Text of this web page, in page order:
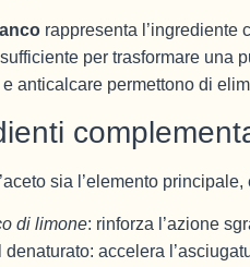
rappresenta
per trasformare una
anticalcare permettono di
sia l’elemento
di limone: rinforza l’azione
denaturato: accelera